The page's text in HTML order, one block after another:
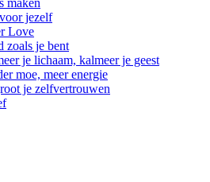
jezelf
Love
zoals je bent
je lichaam, kalmeer je geest
moe, meer energie
je zelfvertrouwen